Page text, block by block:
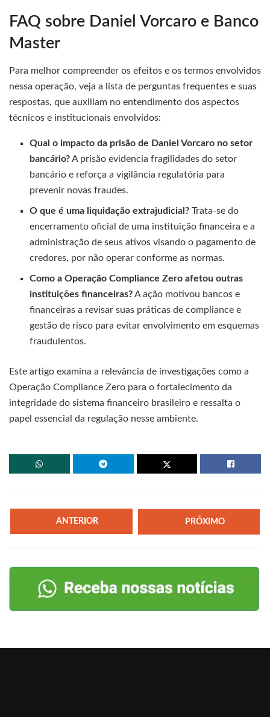
FAQ sobre Daniel Vorcaro e Banco
Master
Para melhor compreender os efeitos e os termos envolvidos
nessa operação, veja a lista de perguntas frequentes e suas
respostas, que auxiliam no entendimento dos aspectos
técnicos e institucionais envolvidos:
Qual o impacto da prisão de Daniel Vorcaro no setor
bancário?A prisão evidencia fragilidades do setor
bancário e reforça a vigilância regulatória para
prevenir novas fraudes.
O que é uma liquidação extrajudicial? Trata-se do
encerramento oficial de uma instituição financeira e a
administração de seus ativos visando o pagamento de
credores, por não operar conforme as normas.
Como a Operação Compliance Zero afetou outras
instituições financeiras?A ação motivou bancos e
financeiras a revisar suas práticas de compliance e
gestão de risco para evitar envolvimento em esquemas
fraudulentos.
Este artigo examina a relevância de investigações como a
Operação Compliance Zero para o fortalecimento da
integridade do sistema financeiro brasileiro e ressalta o
papel essencial da regulação nesse ambiente.
ANTERIOR PRÓXIMO